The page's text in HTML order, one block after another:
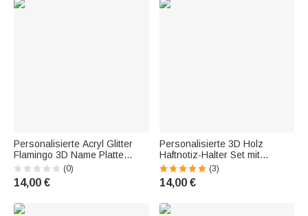
Personalisierte Acryl Glitter
Flamingo 3D Name Platte
Topper für 30oz 40oz Stanley
Tumbler Geburtstag
Geschenk für Freund Familie
(0)
14,00 €
Personalisierte 3D Holz
Haftnotiz-Halter Set mit
eingraviertem Namen und Text
Anerkennung Ende des
Jahres Geschenk für Lehrer
(3)
14,00 €